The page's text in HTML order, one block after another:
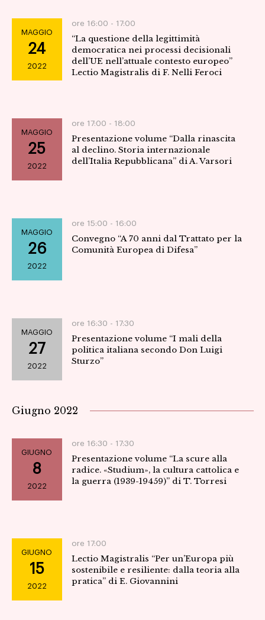
MAGGIO
24
2022
ore 16:00 - 17:00
“La questione della legittimità
democratica nei processi decisionali
dell’UE nell’attuale contesto europeo”
Lectio Magistralis di F. Nelli Feroci
MAGGIO
25
2022
ore 17:00 - 18:00
Presentazione volume “Dalla rinascita
al declino. Storia internazionale
dell’Italia Repubblicana” di A. Varsori
MAGGIO
26
2022
ore 15:00 - 16:00
Convegno “A 70 anni dal Trattato per la
Comunità Europea di Difesa”
MAGGIO
27
2022
ore 16:30 - 17:30
Presentazione volume “I mali della
politica italiana secondo Don Luigi
Sturzo”
Giugno 2022
GIUGNO
8
2022
ore 16:30 - 17:30
Presentazione volume “La scure alla
radice. «Studium», la cultura cattolica e
la guerra (1939-19459)” di T. Torresi
GIUGNO
15
2022
ore 17:00
Lectio Magistralis “Per un’Europa più
sostenibile e resiliente: dalla teoria alla
pratica” di E. Giovannini